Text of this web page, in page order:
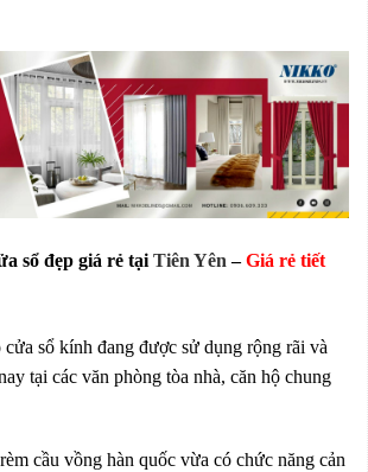
sổ đẹp giá rẻ tại Tiên Yên –Giá rẻ tiết
cửa sổ kính đang được sử dụng rộng rãi và
tại các văn phòng tòa nhà, căn hộ chung
cầu vồng hàn quốc vừa có chức năng cản